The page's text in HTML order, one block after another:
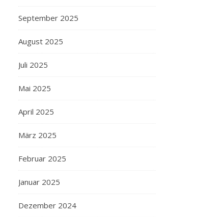
September 2025
August 2025
Juli 2025
Mai 2025
April 2025
März 2025
Februar 2025
Januar 2025
Dezember 2024